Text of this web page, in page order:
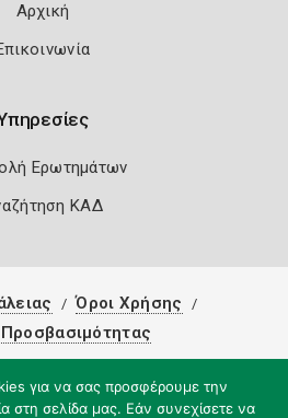
Αρχική
Ερωτημάτων
ΚΑΔ
Όροι Χρήσης
για να σας προσφέρουμε την
στη σελίδα μας. Εάν συνεχίσετε να